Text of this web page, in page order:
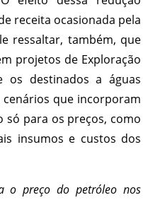
receita ocasionada pela
ressaltar, também, que
projetos de Exploração
os destinados a águas
cenários que incorporam
só para os preços, como
insumos e custos dos
o preço do petróleo nos